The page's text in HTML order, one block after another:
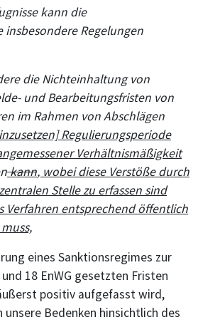
kann die
insbesondere Regelungen
die Nichteinhaltung von
und Bearbeitungsfristen von
im Rahmen von Abschlägen
Regulierungsperiode
Verhältnismäßigkeit
kann, wobei diese Verstöße durch
Stelle zu erfassen sind
Verfahren entsprechend öffentlich
eines Sanktionsregimes zur
18 EnWG gesetzten Fristen
positiv aufgefasst wird,
Bedenken hinsichtlich des